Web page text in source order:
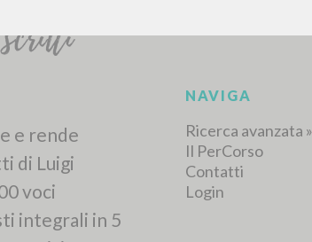
TIPOLOGIA OPERA LINGUA